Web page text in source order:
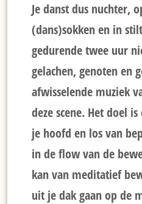
Je danst dus nuchter,
(dans)sokken en in
gedurende twee uur
gelachen, genoten en
afwisselende muziek
deze scene. Het doel
je hoofd en los van
in de flow van de
kan van meditatief
uit je dak gaan op de